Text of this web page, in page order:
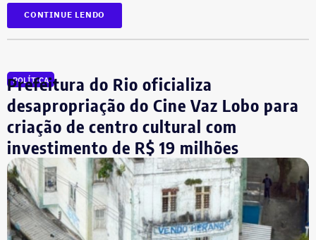
Faetec.
Redes municipais:
Rio de Janeiro
Niterói
Nova Iguaçu
Queimados
São João de Meriti
Nilópolis
Seropédica
Itaguaí
Mangaratiba
Angra dos Reis
CONTINUE LENDO
POLÍTICA
Prefeitura do Rio oficializa
desapropriação do Cine Vaz Lobo para
criação de centro cultural com
investimento de R$ 19 milhões